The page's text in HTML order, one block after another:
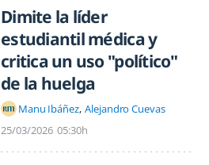
Dimite la líder
estudiantil médica y
critica un uso "político"
de la huelga
Manu Ibáñez Alejandro Cuevas
25/03/2026 05:30h